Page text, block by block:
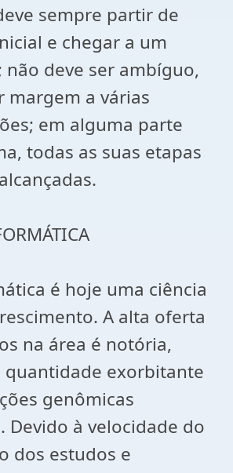
sempre partir de
e chegar a um
deve ser ambíguo,
margem a várias
em alguma parte
todas as suas etapas
é hoje uma ciência
A alta oferta
na área é notória,
quantidade exorbitante
genômicas
Devido à velocidade do
dos estudos e